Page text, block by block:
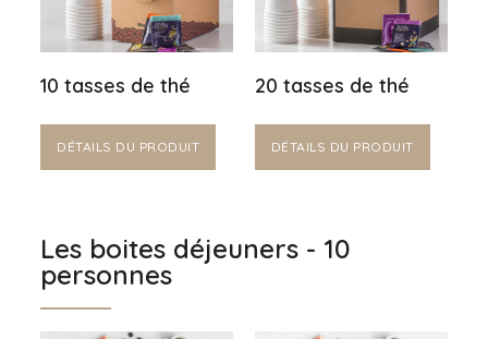
10 tasses de thé
DÉTAILS DU PRODUIT
20 tasses de thé
DÉTAILS DU PRODUIT
Les boites déjeuners - 10
personnes